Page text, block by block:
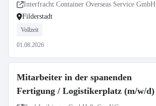
Interfracht Container Overseas Service GmbH
Filderstadt
Vollzeit
01.08.2026
Mitarbeiter in der spanenden
Fertigung / Logistikerplatz (m/w/d)